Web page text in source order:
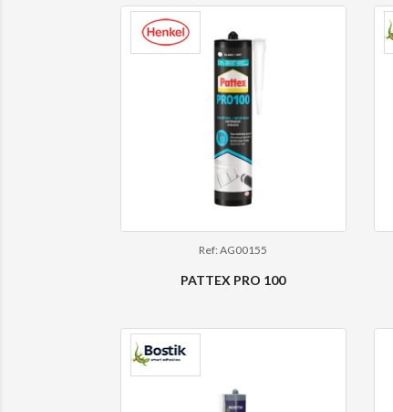
Ref: AG00155
PATTEX PRO 100